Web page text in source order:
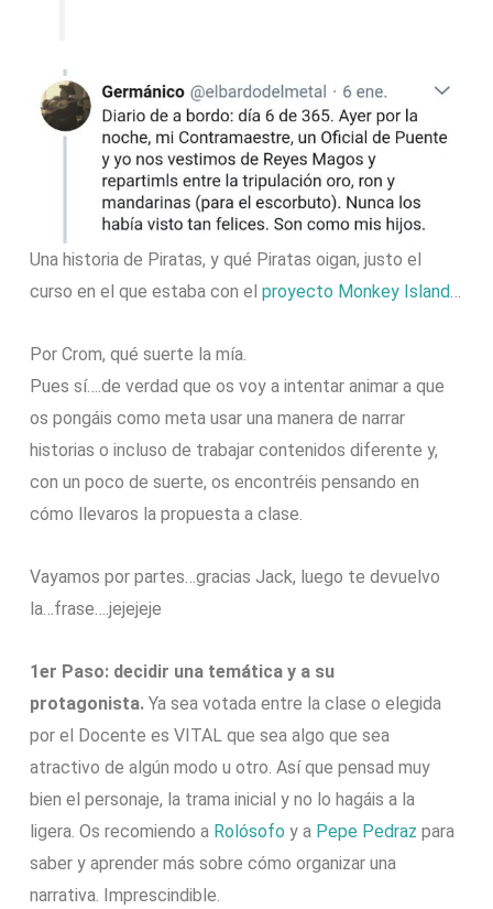
Una historia de Piratas, y qué Piratas oigan, justo el
curso en el que estaba con elproyecto Monkey Island…
Por Crom, qué suerte la mía.
Pues sí….de verdad que os voy a intentar animar a que
os pongáis como meta usar una manera de narrar
historias o incluso de trabajar contenidos diferente y,
con un poco de suerte, os encontréis pensando en
cómo llevaros la propuesta a clase.
Vayamos por partes…gracias Jack, luego te devuelvo
la…frase….jejejeje
1er Paso: decidir una temática y a su
protagonista. Ya sea votada entre la clase o elegida
por el Docente es VITAL que sea algo que sea
atractivo de algún modo u otro. Así que pensad muy
bien el personaje, la trama inicial y no lo hagáis a la
ligera. Os recomiendo a Rolósofo y a Pepe Pedraz para
saber y aprender más sobre cómo organizar una
narrativa. Imprescindible.